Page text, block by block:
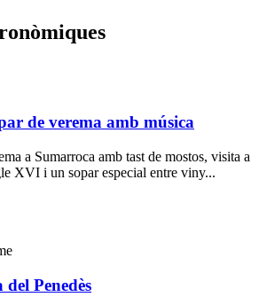
de verema amb música
a Sumarroca amb tast de mostos, visita a
XVI i un sopar especial entre viny...
del Penedès